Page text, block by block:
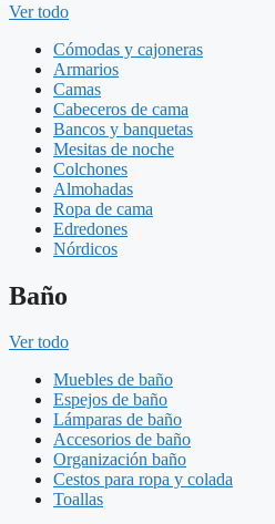
Ver todo
Cómodas y cajoneras
Armarios
Camas
Cabeceros de cama
Bancos y banquetas
Mesitas de noche
Colchones
Almohadas
Ropa de cama
Edredones
Nórdicos
Baño
Ver todo
Muebles de baño
Espejos de baño
Lámparas de baño
Accesorios de baño
Organización baño
Cestos para ropa y colada
Toallas